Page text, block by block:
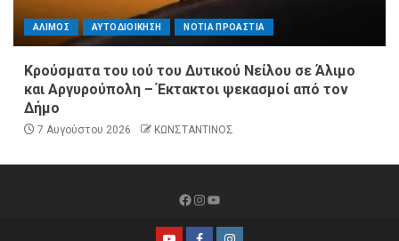
ΑΛΙΜΟΣ ΑΥΤΟΔΙΟΙΚΗΣΗ ΝΟΤΙΑ ΠΡΟΑΣΤΙΑ
Κρούσματα του ιού του Δυτικού Νείλου σε Άλιμο
και Αργυρούπολη – Έκτακτοι ψεκασμοί από τον
Δήμο
7 Αυγούστου 2026 ΚΩΝΣΤΑΝΤΙΝΟΣ